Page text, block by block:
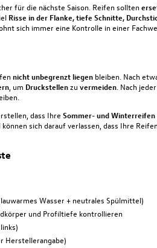
für die nächste Saison. Reifen sollten
Risse in der Flanke, tiefe Schnitte,
sich immer eine Kontrolle in einer
nicht unbegrenzt liegenbleiben. Nach
, um Druckstellenzu vermeiden. Nach
dass Ihre Sommer- und Winterreifen
sich darauf verlassen, dass Ihre
Wasser + neutrales Spülmittel)
und Profiltiefe kontrollieren
Herstellerangabe)